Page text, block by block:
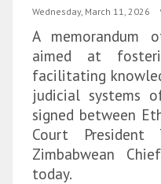
Wednesday, March 11, 2026
A memorandum
aimed at
facilitating
judicial systems
signed between
Court President
Zimbabwean
today.